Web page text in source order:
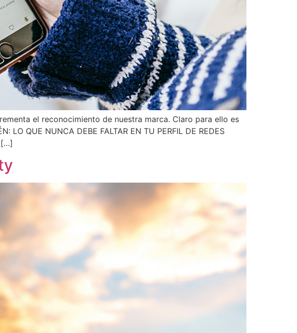
el reconocimiento de nuestra marca. Claro para ello es
QUE NUNCA DEBE FALTAR EN TU PERFIL DE REDES
[…]